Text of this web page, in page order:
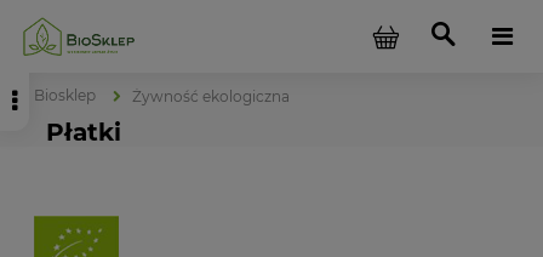
Biosklep Żywność ekologiczna
Płatki